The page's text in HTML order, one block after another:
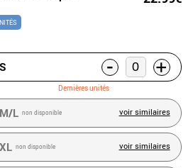
S - +
Dernières unités
M/L non disponible voir similaires
XL non disponible voir similaires